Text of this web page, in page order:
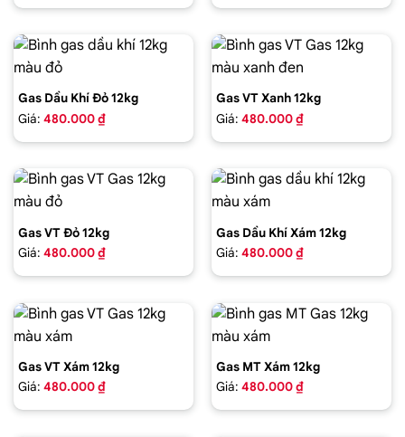
Gas Dầu Khí Đỏ 12kg
Giá: 480.000 ₫
Gas VT Xanh 12kg
Giá: 480.000 ₫
Gas VT Đỏ 12kg
Giá: 480.000 ₫
Gas Dầu Khí Xám 12kg
Giá: 480.000 ₫
Gas VT Xám 12kg
Giá: 480.000 ₫
Gas MT Xám 12kg
Giá: 480.000 ₫